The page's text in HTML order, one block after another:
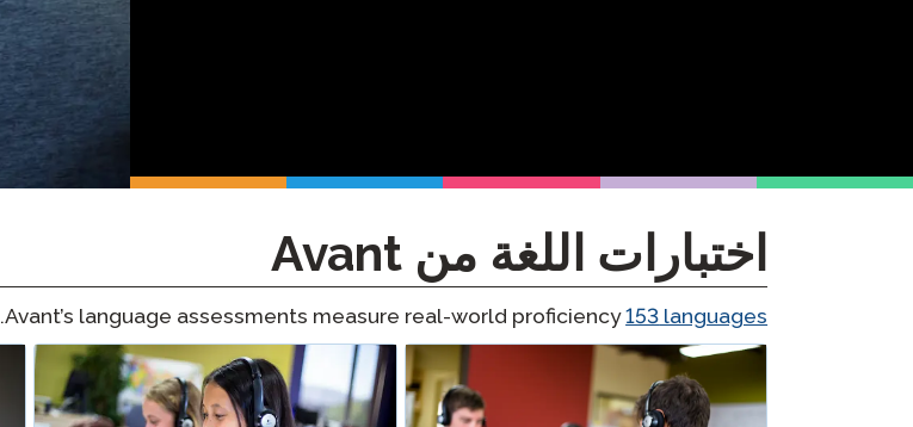
بودكاست
مدونة
أحداث
اختبارات اللغة من Avant
Avant’s language assessments measure real-world proficiency153 languages
.